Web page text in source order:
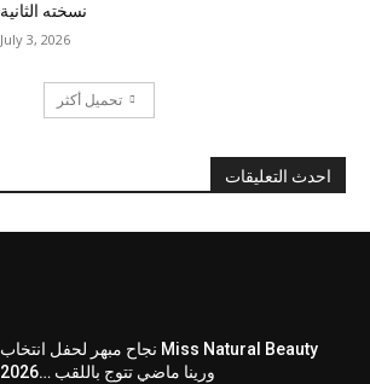
نسخته الثانية
July 3, 2026
تحميل أكثر
احدث التعليقات
نجاح مبهر لحفل انتخاب Miss Natural Beauty
2026… ورينا ماضي تتوج باللقب